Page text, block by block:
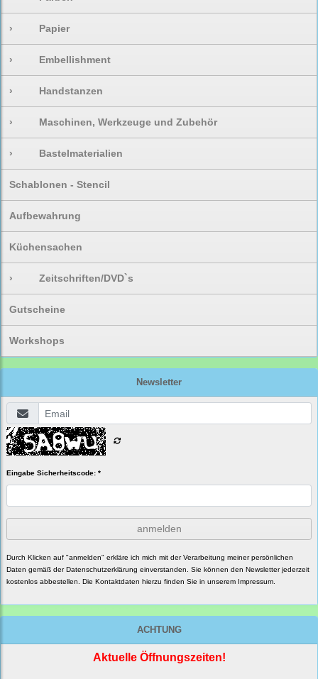
› Papier
› Embellishment
› Handstanzen
› Maschinen, Werkzeuge und Zubehör
› Bastelmaterialien
Schablonen - Stencil
Aufbewahrung
Küchensachen
› Zeitschriften/DVD`s
Gutscheine
Workshops
Newsletter
Eingabe Sicherheitscode: *
anmelden
Durch Klicken auf "anmelden" erkläre ich mich mit der Verarbeitung meiner persönlichen
Daten gemäß der Datenschutzerklärung einverstanden. Sie können den Newsletter jederzeit
kostenlos abbestellen. Die Kontaktdaten hierzu finden Sie in unserem Impressum.
ACHTUNG
Aktuelle Öffnungszeiten!